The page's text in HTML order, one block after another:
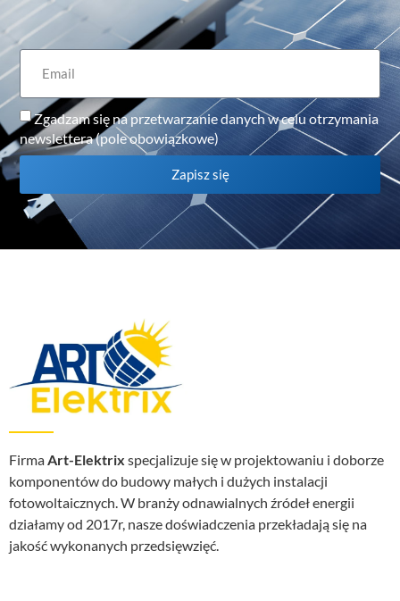
Zgadzam się na przetwarzanie danych w celu otrzymania
newslettera (pole obowiązkowe)
Zapisz się
FirmaArt-Elektrix specjalizuje się w projektowaniu i doborze
komponentów do budowy małych i dużych instalacji
fotowoltaicznych. W branży odnawialnych źródeł energii
działamy od 2017r, nasze doświadczenia przekładają się na
jakość wykonanych przedsięwzięć.